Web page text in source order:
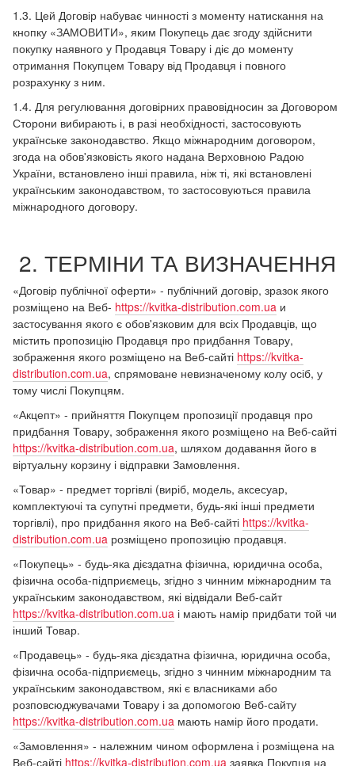
1.3. Цей Договір набуває чинності з моменту натискання на
кнопку «ЗАМОВИТИ», яким Покупець дає згоду здійснити
покупку наявного у Продавця Товару і діє до моменту
отримання Покупцем Товару від Продавця і повного
розрахунку з ним.
1.4. Для регулювання договірних правовідносин за Договором
Сторони вибирають і, в разі необхідності, застосовують
українське законодавство. Якщо міжнародним договором,
згода на обов'язковість якого надана Верховною Радою
України, встановлено інші правила, ніж ті, які встановлені
українським законодавством, то застосовуються правила
міжнародного договору.
2. ТЕРМІНИ ТА ВИЗНАЧЕННЯ
«Договір публічної оферти» - публічний договір, зразок якого
розміщено на Веб- https://kvitka-distribution.com.ua и
застосування якого є обов'язковим для всіх Продавців, що
містить пропозицію Продавця про придбання Товару,
зображення якого розміщено на Веб-сайті https://kvitka-
distribution.com.ua, спрямоване невизначеному колу осіб, у
тому числі Покупцям.
«Акцепт» - прийняття Покупцем пропозиції продавця про
придбання Товару, зображення якого розміщено на Веб-сайті
https://kvitka-distribution.com.ua, шляхом додавання його в
віртуальну корзину і відправки Замовлення.
«Товар» - предмет торгівлі (виріб, модель, аксесуар,
комплектуючі та супутні предмети, будь-які інші предмети
торгівлі), про придбання якого на Веб-сайті https://kvitka-
distribution.com.ua розміщено пропозицію продавця.
«Покупець» - будь-яка дієздатна фізична, юридична особа,
фізична особа-підприємець, згідно з чинним міжнародним та
українським законодавством, які відвідали Веб-сайт
https://kvitka-distribution.com.ua і мають намір придбати той чи
інший Товар.
«Продавець» - будь-яка дієздатна фізична, юридична особа,
фізична особа-підприємець, згідно з чинним міжнародним та
українським законодавством, які є власниками або
розповсюджувачами Товару і за допомогою Веб-сайту
https://kvitka-distribution.com.ua мають намір його продати.
«Замовлення» - належним чином оформлена і розміщена на
Веб-сайті https://kvitka-distribution.com.ua заявка Покупця на